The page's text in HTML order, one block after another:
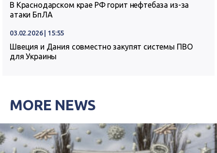
В Краснодарском крае РФ горит нефтебаза из-за
атаки БпЛА
03.02.2026 | 15:55
Швеция и Дания совместно закупят системы ПВО
для Украины
MORE NEWS